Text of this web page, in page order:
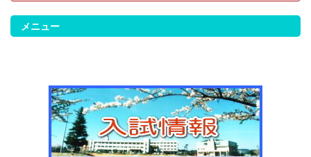
2/18（火）考査４日目
メニュー